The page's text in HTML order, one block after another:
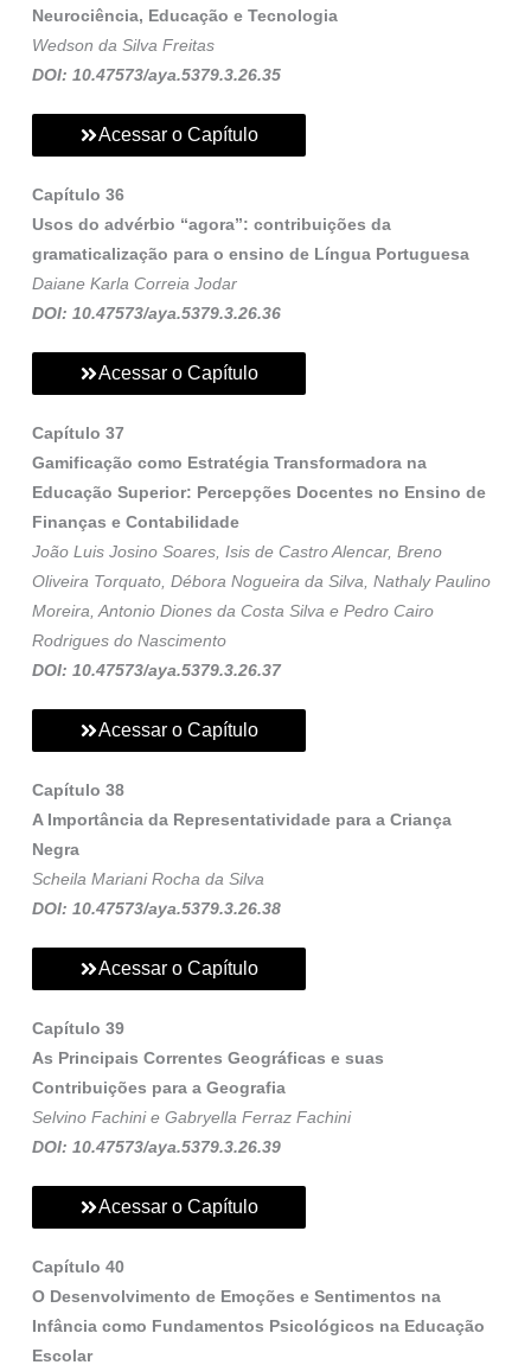
Neurociência, Educação e Tecnologia
Wedson da Silva Freitas
DOI: 10.47573/aya.5379.3.26.35
Acessar o Capítulo
Capítulo 36
Usos do advérbio “agora”: contribuições da
gramaticalização para o ensino de Língua Portuguesa
Daiane Karla Correia Jodar
DOI: 10.47573/aya.5379.3.26.36
Acessar o Capítulo
Capítulo 37
Gamificação como Estratégia Transformadora na
Educação Superior: Percepções Docentes no Ensino de
Finanças e Contabilidade
João Luis Josino Soares, Isis de Castro Alencar, Breno
Oliveira Torquato, Débora Nogueira da Silva, Nathaly Paulino
Moreira, Antonio Diones da Costa Silva e Pedro Cairo
Rodrigues do Nascimento
DOI: 10.47573/aya.5379.3.26.37
Acessar o Capítulo
Capítulo 38
A Importância da Representatividade para a Criança
Negra
Scheila Mariani Rocha da Silva
DOI: 10.47573/aya.5379.3.26.38
Acessar o Capítulo
Capítulo 39
As Principais Correntes Geográficas e suas
Contribuições para a Geografia
Selvino Fachini e Gabryella Ferraz Fachini
DOI: 10.47573/aya.5379.3.26.39
Acessar o Capítulo
Capítulo 40
O Desenvolvimento de Emoções e Sentimentos na
Infância como Fundamentos Psicológicos na Educação
Escolar